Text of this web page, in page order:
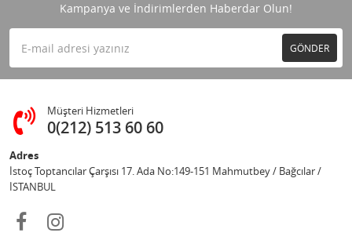
Kampanya ve İndirimlerden Haberdar Olun!
GÖNDER
Müşteri Hizmetleri
0(212) 513 60 60
Adres
İstoç Toptancılar Çarşısı 17. Ada No:149-151 Mahmutbey / Bağcılar /
İSTANBUL